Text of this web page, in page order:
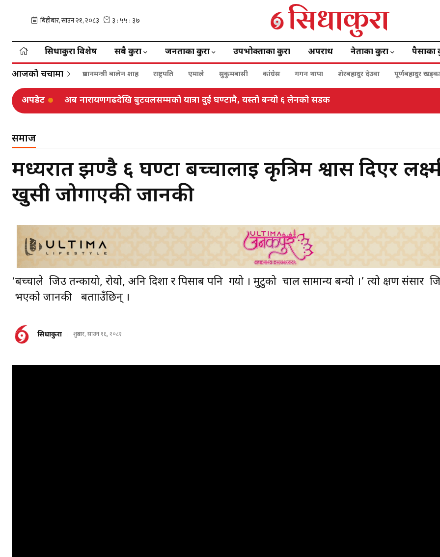
सिधाकुरा विशेष सबै कुरा जनताका कुरा उपभोक्ताका कुरा अपराध नेताका कुरा पैसाका
आजको चर्चामा प्रधानमन्त्री बालेन शाह राष्ट्रपति एमाले सुकुमबासी कांग्रेस गगन थापा शेरबहादुर देउवा पूर्णबहादुर
अपडेट अब नारायणगढदेखि बुटवलसम्मको यात्रा दुई घण्टामै, यस्तो बन्यो ६ लेनको सडक
समाज
मध्यरात झण्डै ६ घण्टा बच्चालाई कृत्रिम श्वास दिएर
खुसी जोगाएकी जानकी
‘बच्चाले जिउ तन्कायो, रोयो, अनि दिशा र पिसाब पनि गर्‍यो । मुटुको चाल सामान्य बन्यो ।’ त्यो क्षण संसार
भएको जानकी बतााउँछिन् ।
सिधाकुरा शुक्रबार, साउन १६, २०८२